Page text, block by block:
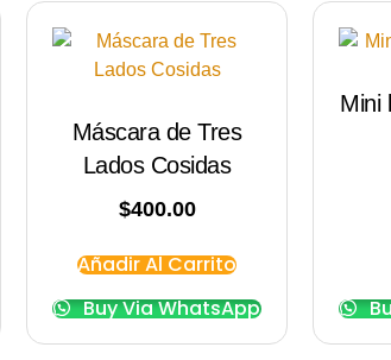
Máscara de Tres
Lados Cosidas
$400.00
Añadir Al Carrito
Buy Via WhatsApp
Mini